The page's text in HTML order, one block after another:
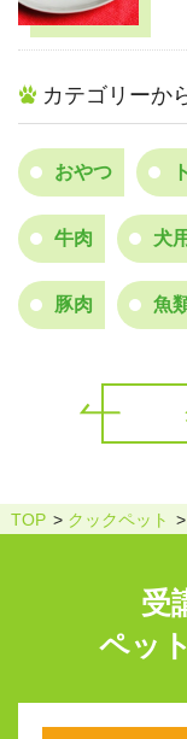
カテゴリーか
おやつ
牛肉 犬用
豚肉 魚
TOP クックペット
受
ペッ